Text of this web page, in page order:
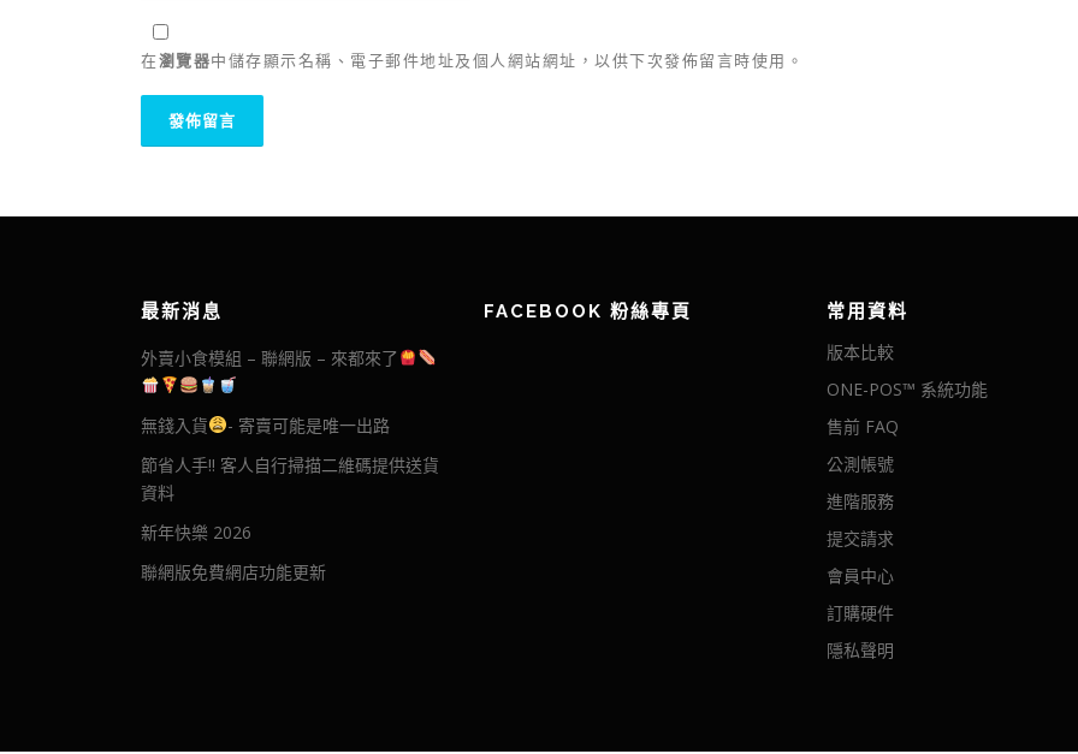
在瀏覽器中儲存顯示名稱、電子郵件地址及個人網站網址，以供下次發佈留言時使用。
最新消息
外賣小食模組 – 聯網版 – 來都來了
無錢入貨
- 寄賣可能是唯一出路
節省人手!! 客人自行掃描二維碼提供送貨
資料
新年快樂 2026
聯網版免費網店功能更新
FACEBOOK 粉絲專頁 常用資料
版本比較
ONE-POS™ 系統功能
售前 FAQ
公測帳號
進階服務
提交請求
會員中心
訂購硬件
隱私聲明